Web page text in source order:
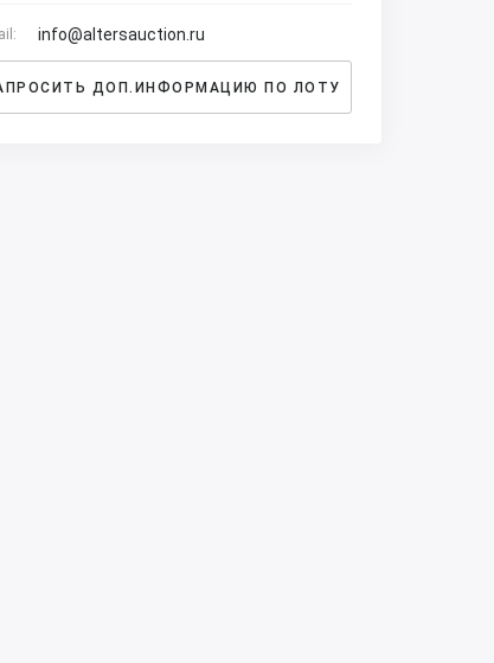
info@altersauction.ru
ДОП.ИНФОРМАЦИЮ ПО ЛОТУ